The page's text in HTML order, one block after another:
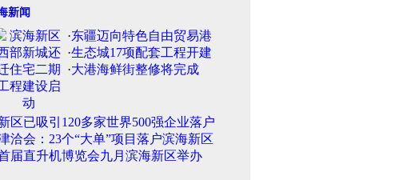
新闻
·东疆迈向特色自由贸易港
·生态城17项配套工程开建
·大港海鲜街整修将完成
区已吸引120多家世界500强企业落户
洽会：23个“大单”项目落户滨海新区
届直升机博览会九月滨海新区举办